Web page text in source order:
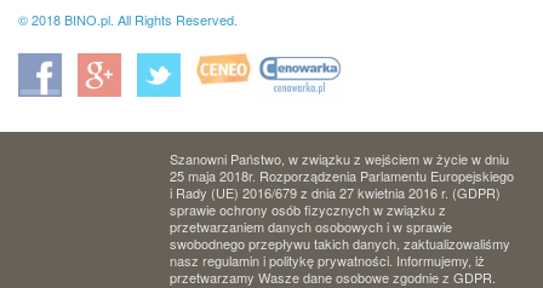
© 2018 BINO.pl. All Rights Reserved.
Szanowni Państwo, w związku z wejściem w życie w dniu
25 maja 2018r. Rozporządzenia Parlamentu Europejskiego
i Rady (UE) 2016/679 z dnia 27 kwietnia 2016 r. (GDPR)
sprawie ochrony osób fizycznych w związku z
przetwarzaniem danych osobowych i w sprawie
swobodnego przepływu takich danych, zaktualizowaliśmy
nasz regulamin i politykę prywatności. Informujemy, iż
przetwarzamy Wasze dane osobowe zgodnie z GDPR.